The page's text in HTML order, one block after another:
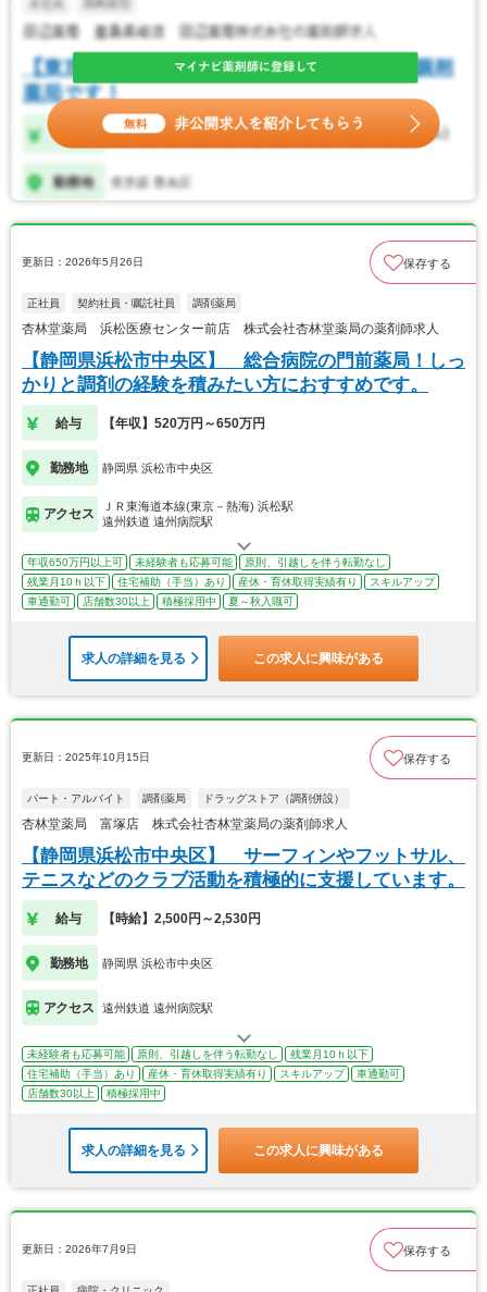
更新日：2026年5月26日 保存する
正社員 契約社員・嘱託社員 調剤薬局
杏林堂薬局 浜松医療センター前店 株式会社杏林堂薬局の薬剤師求人
【静岡県浜松市中央区】 総合病院の門前薬局！しっ
かりと調剤の経験を積みたい方におすすめです。
給与 【年収】520万円～650万円
勤務地 静岡県 浜松市中央区
アクセス
ＪＲ東海道本線(東京－熱海) 浜松駅
遠州鉄道 遠州病院駅
年収650万円以上可 未経験者も応募可能
原則、引越しを伴う転勤なし
残業月10ｈ以下
住宅補助（手当）あり 産休・育休取得実績有り
スキルアップ
車通勤可
店舗数30以上 積極採用中 夏～秋入職可
求人の詳細を見る この求人に興味がある
更新日：2025年10月15日 保存する
パート・アルバイト 調剤薬局 ドラッグストア（調剤併設）
杏林堂薬局 富塚店 株式会社杏林堂薬局の薬剤師求人
【静岡県浜松市中央区】 サーフィンやフットサル、
テニスなどのクラブ活動を積極的に支援しています。
給与 【時給】2,500円～2,530円
勤務地 静岡県 浜松市中央区
アクセス 遠州鉄道 遠州病院駅
未経験者も応募可能 原則、引越しを伴う転勤なし
残業月10ｈ以下
住宅補助（手当）あり
産休・育休取得実績有り スキルアップ
車通勤可
店舗数30以上
積極採用中
求人の詳細を見る この求人に興味がある
更新日：2026年7月9日 保存する